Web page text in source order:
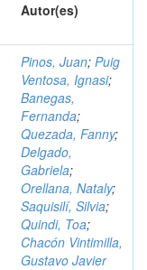
Autor(es)
Pinos, Juan; Puig
Ventosa, Ignasi;
Banegas,
Fernanda;
Quezada, Fanny;
Delgado,
Gabriela;
Orellana, Nataly;
Saquisilí, Silvia;
Quindi, Toa;
Chacón Vintimilla,
Gustavo Javier